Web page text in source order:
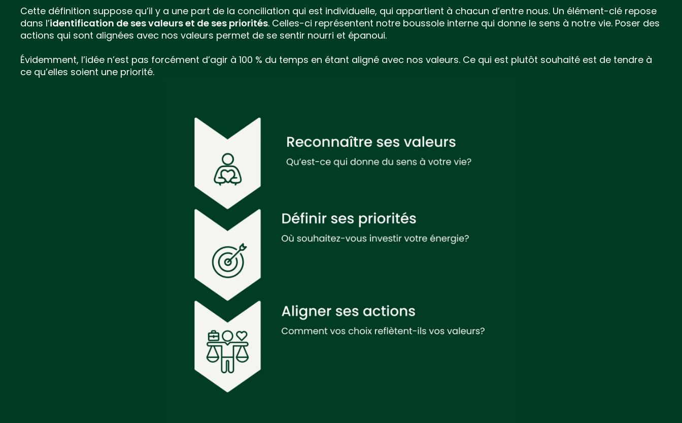
Cette définition suppose qu’il y a une part de la conciliation qui est individuelle, qui appartient à chacun d’entre nous. Un élément-clé repose
dans l’identification de ses valeurs et de ses priorités. Celles-ci représentent notre boussole interne qui donne le sens à notre vie. Poser des
actions qui sont alignées avec nos valeurs permet de se sentir nourri et épanoui.
Évidemment, l’idée n’est pas forcément d’agir à 100 % du temps en étant aligné avec nos valeurs. Ce qui est plutôt souhaité est de tendre à
ce qu’elles soient une priorité.